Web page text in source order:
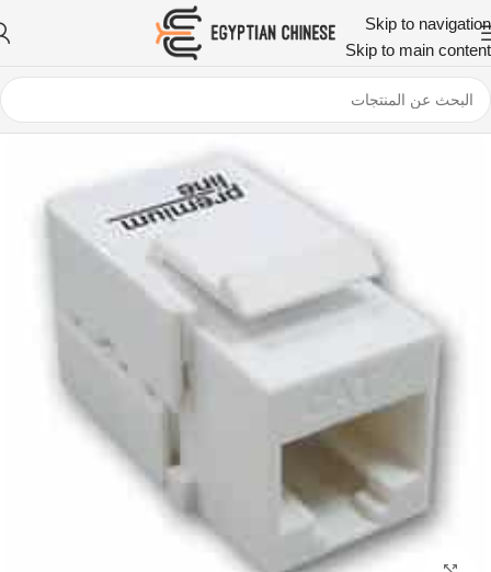
Skip to navigation
Skip to main content